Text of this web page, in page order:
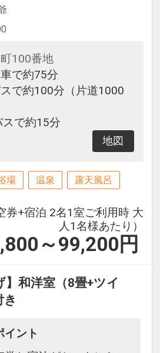
100番地
で約75分
で約100分（片道1000
で約15分
地図
場 温泉 露天風呂
券+宿泊 2名1室ご利用時 大
人1名様あたり）
～99,200 円
】和洋室（8畳+ツイ
イント